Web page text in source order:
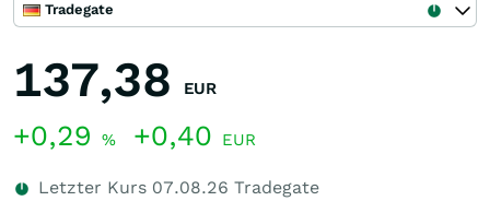
Tradegate
137,38 EUR
+0,29 % +0,40 EUR
Letzter Kurs 07.08.26 Tradegate